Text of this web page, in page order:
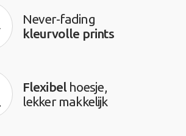
Never-fading
kleurvolle prints
Flexibelhoesje,
lekker makkelijk